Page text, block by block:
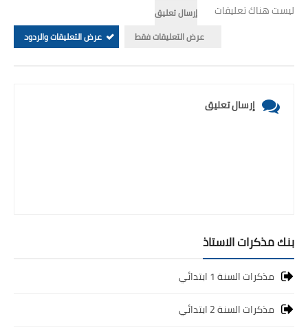
ليست هناك تعليقات
إرسال تعليق
عرض التعليقات فقط
عرض التعليقات والردود
إرسال تعليق
بنك مذكرات الاستاذ
مذكرات السنة 1 ابتدائي
مذكرات السنة 2 ابتدائي